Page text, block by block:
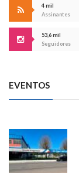
4 mil
Assinantes
53,6 mil
Seguidores
EVENTOS